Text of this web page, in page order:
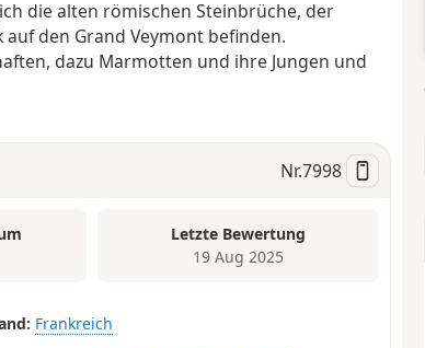
die alten römischen Steinbrüche, der
den Grand Veymont befinden.
dazu Marmotten und ihre Jungen und
Nr.7998
Letzte Bewertung
19 Aug 2025
Frankreich